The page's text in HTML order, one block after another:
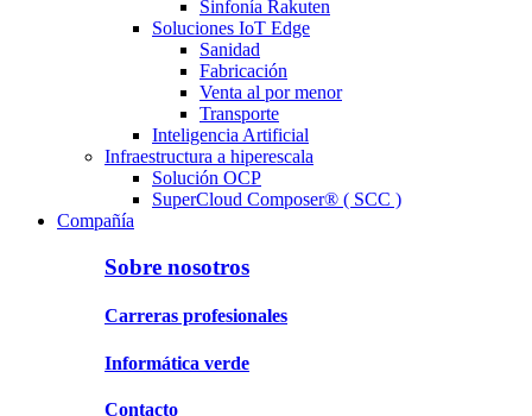
Sinfonía Rakuten
Soluciones IoT Edge
Sanidad
Fabricación
Venta al por menor
Transporte
Inteligencia Artificial
Infraestructura a hiperescala
Solución OCP
SuperCloud Composer® ( SCC )
Compañía
Sobre nosotros
Carreras profesionales
Informática verde
Contacto